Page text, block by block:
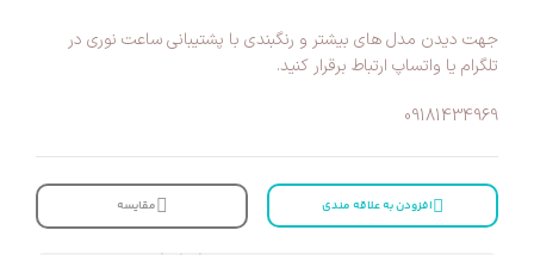
جهت دیدن مدل های بیشتر و رنگبندی با پشتیبانی ساعت نوری در
تلگرام یا واتساپ ارتباط برقرار کنید.
09181434969
افزودن به علاقه مندی مقایسه